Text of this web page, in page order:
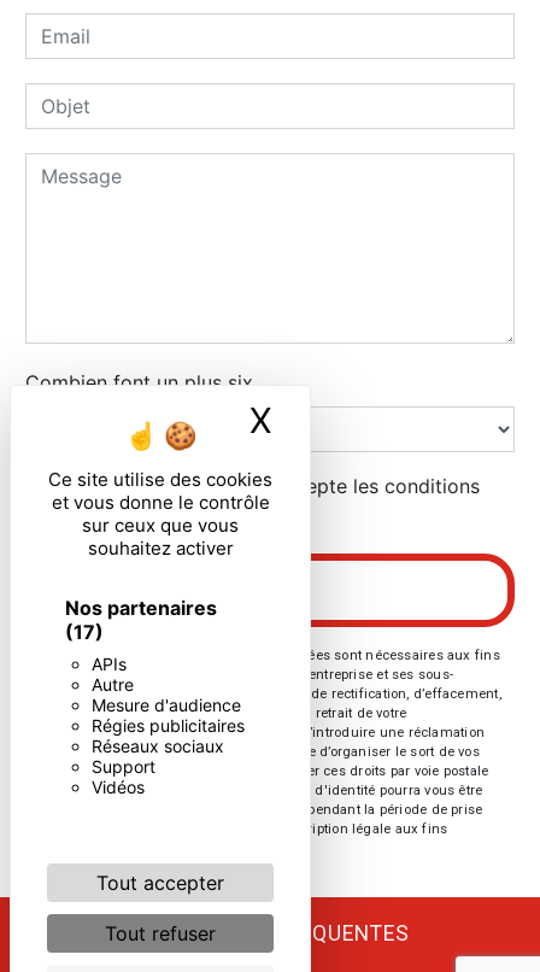
Ce site utilise des cookies
et vous donne le contrôle
sur ceux que vous
souhaitez activer
Nos partenaires
(17)
APIs
Autre
Mesure d'audience
Régies publicitaires
Réseaux sociaux
Support
Vidéos
Tout accepter
Tout refuser
X Masquer le
Combien font un plus six
En cochant cette case, j'accepte les conditions
particulières ci-dessous **
** Les données personnelles communiquées sont nécessaires aux fins
de vous contacter. Elles sont destinées à l'entreprise et ses sous-
traitants. Vous disposez de droits d’accès, de rectification, d’effacement,
de portabilité, de limitation, d’opposition, de retrait de votre
consentement à tout moment et du droit d’introduire une réclamation
auprès d’une autorité de contrôle, ainsi que d’organiser le sort de vos
données post-mortem. Vous pouvez exercer ces droits par voie postale
ou par courrier électronique. Un justificatif d'identité pourra vous être
demandé. Nous conservons vos données pendant la période de prise
de contact puis pendant la durée de prescription légale aux fins
RECHERCHES FRÉQUENTES